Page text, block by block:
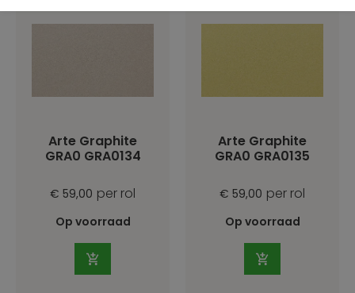
Arte Graphite
GRA0 GRA0134
€ 59,00 per rol
Op voorraad
Arte Graphite
GRA0 GRA0135
€ 59,00 per rol
Op voorraad